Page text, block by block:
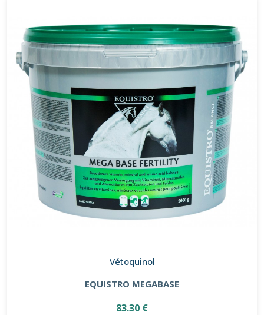
Vétoquinol
EQUISTRO MEGABASE
83.30 €